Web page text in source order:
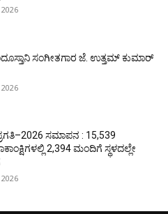
ಸಂಗೀತಗಾರ ಜೆ. ಉತ್ತಮ್ ಕುಮಾರ್
ಸಮಾಪನ : 15,539
2,394 ಮಂದಿಗೆ ಸ್ಥಳದಲ್ಲೇ